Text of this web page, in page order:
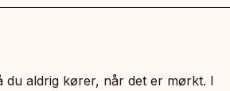
du aldrig kører, når det er mørkt. I